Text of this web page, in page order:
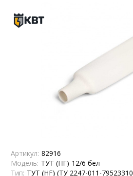
Артикул: 82916
Модель: ТУТ (HF)-12/6 бел
Тип: ТУТ (HF) (ТУ 2247-011-79523310